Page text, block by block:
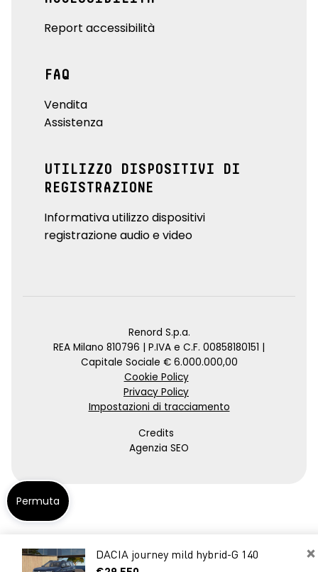
×
DACIA journey mild hybrid-G 140
Report accessibilità
FAQ
Vendita
Assistenza
UTILIZZO DISPOSITIVI DI
REGISTRAZIONE
Informativa utilizzo dispositivi
registrazione audio e video
Renord S.p.a.
REA Milano 810796 | P.IVA e C.F. 00858180151 |
Capitale Sociale € 6.000.000,00
Cookie Policy
Privacy Policy
Impostazioni di tracciamento
Credits
Agenzia SEO
Permuta